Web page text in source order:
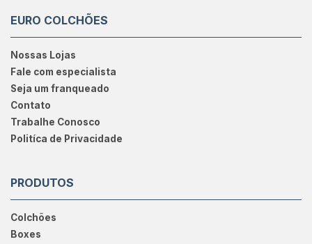
EURO COLCHÕES
Nossas Lojas
Fale com especialista
Seja um franqueado
Contato
Trabalhe Conosco
Politíca de Privacidade
PRODUTOS
Colchões
Boxes